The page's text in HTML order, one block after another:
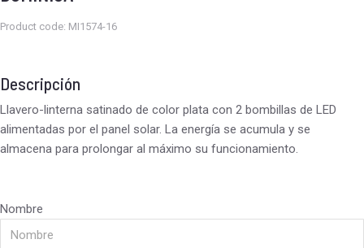
Product code: MI1574-16
Descripción
Llavero-linterna satinado de color plata con 2 bombillas de LED
alimentadas por el panel solar. La energía se acumula y se
almacena para prolongar al máximo su funcionamiento.
Nombre